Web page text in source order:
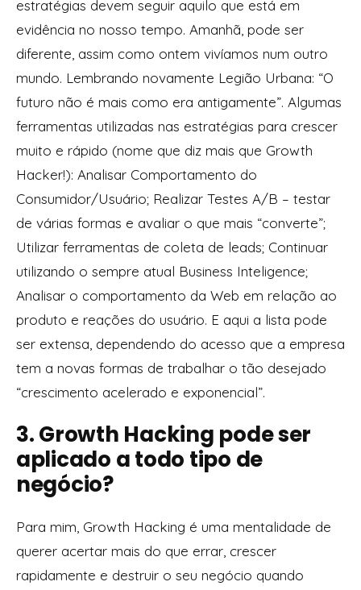
estratégias devem seguir aquilo que está em
evidência no nosso tempo. Amanhã, pode ser
diferente, assim como ontem vivíamos num outro
mundo. Lembrando novamente Legião Urbana: “O
futuro não é mais como era antigamente”. Algumas
ferramentas utilizadas nas estratégias para crescer
muito e rápido (nome que diz mais que Growth
Hacker!): Analisar Comportamento do
Consumidor/Usuário; Realizar Testes A/B – testar
de várias formas e avaliar o que mais “converte”;
Utilizar ferramentas de coleta de leads; Continuar
utilizando o sempre atual Business Inteligence;
Analisar o comportamento da Web em relação ao
produto e reações do usuário. E aqui a lista pode
ser extensa, dependendo do acesso que a empresa
tem a novas formas de trabalhar o tão desejado
“crescimento acelerado e exponencial”.
3. Growth Hacking pode ser
aplicado a todo tipo de
negócio?
Para mim, Growth Hacking é uma mentalidade de
querer acertar mais do que errar, crescer
rapidamente e destruir o seu negócio quando